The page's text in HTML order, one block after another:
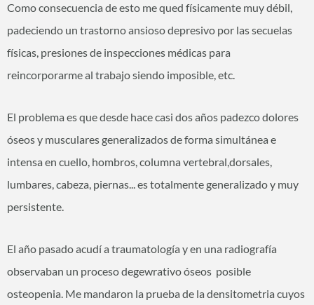
Como consecuencia de esto me qued físicamente muy débil,
padeciendo un trastorno ansioso depresivo por las secuelas
físicas, presiones de inspecciones médicas para
reincorporarme al trabajo siendo imposible, etc.
El problema es que desde hace casi dos años padezco dolores
óseos y musculares generalizados de forma simultánea e
intensa en cuello, hombros, columna vertebral,dorsales,
lumbares, cabeza, piernas... es totalmente generalizado y muy
persistente.
El año pasado acudí a traumatología y en una radiografía
observaban un proceso degewrativo óseos posible
osteopenia. Me mandaron la prueba de la densitometria cuyos